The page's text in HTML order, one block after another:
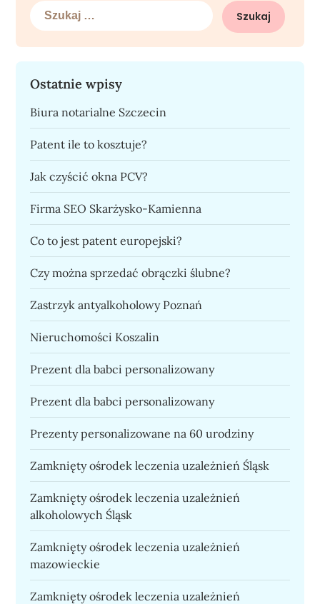
Szukaj:
Ostatnie wpisy
Biura notarialne Szczecin
Patent ile to kosztuje?
Jak czyścić okna PCV?
Firma SEO Skarżysko-Kamienna
Co to jest patent europejski?
Czy można sprzedać obrączki ślubne?
Zastrzyk antyalkoholowy Poznań
Nieruchomości Koszalin
Prezent dla babci personalizowany
Prezent dla babci personalizowany
Prezenty personalizowane na 60 urodziny
Zamknięty ośrodek leczenia uzależnień Śląsk
Zamknięty ośrodek leczenia uzależnień
alkoholowych Śląsk
Zamknięty ośrodek leczenia uzależnień
mazowieckie
Zamknięty ośrodek leczenia uzależnień